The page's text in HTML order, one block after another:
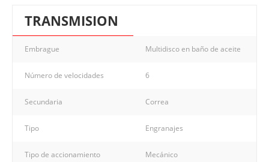
TRANSMISION
Embrague Multidisco en baño de aceite
Número de velocidades 6
Secundaria Correa
Tipo Engranajes
Tipo de accionamiento Mecánico